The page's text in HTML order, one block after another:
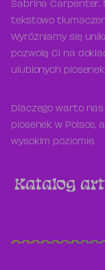
Sabrina Carpenter.
tekstowo
Wyróżniamy się
pozwolą Ci na
ulubionych
Dlaczego warto
piosenek w Polsce,
wysokim poziomie.
Katalog